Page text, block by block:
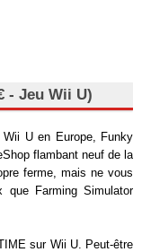
- Jeu Wii U)
U en Europe, Funky
flambant neuf de la
ferme, mais ne vous
que Farming Simulator
sur Wii U. Peut-être